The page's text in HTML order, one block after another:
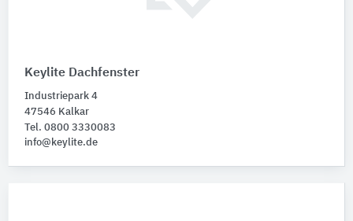
Keylite Dachfenster
Industriepark 4
47546 Kalkar
Tel. 0800 3330083
info@keylite.de